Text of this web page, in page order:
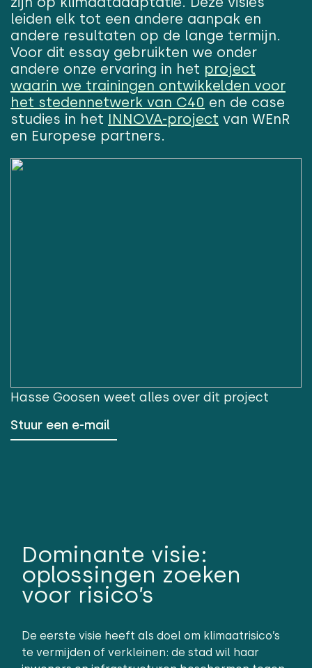
leiden elk tot een andere aanpak en
andere resultaten op de lange termijn.
Voor dit essay gebruikten we onder
andere onze ervaring in het project
waarin we trainingen ontwikkelden voor
het stedennetwerk van C40 en de case
studies in het INNOVA-project van WEnR
en Europese partners.
Hasse Goosen weet alles over dit project
Stuur een e-mail
Dominante visie:
oplossingen zoeken
voor risico’s
De eerste visie heeft als doel om klimaatrisico’s
te vermijden of verkleinen: de stad wil haar